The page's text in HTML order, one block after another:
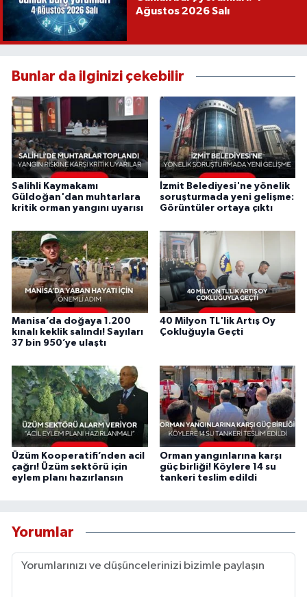
Ağustos 2026 Salı
Bunlar da ilginizi çekebilir
Salihli Kaymakamı
Güldoğan'dan muhtarlara
kritik orman yangını uyarısı
İzmit Belediyesi'ne yönelik
soruşturmada yeni gelişme:
Görüntüler ortaya çıktı
Manisa’da doğaya 1.200
kınalı keklik salındı! Sayıları
37 bin 950’ye ulaştı
40 Milyon TL'lik Artış Oy
Çokluğuyla Geçti
Üzüm Kooperatifi’nden acil
çağrı! Üzüm sektörü için
eylem planı hazırlansın
Orman yangınlarına karşı
güç birliği! Köylere 14 su
tankeri teslim edildi
Yorumlar